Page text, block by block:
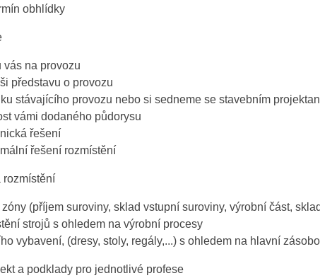
obhlídky
vás na provozu
představu o provozu
stávajícího provozu nebo si sedneme se stavebním
vámi dodaného půdorysu
řešení
řešení rozmístění
rozmístění
(příjem suroviny, sklad vstupní suroviny, výrobní část,
strojů s ohledem na výrobní procesy
vybavení, (dresy, stoly, regály,...) s ohledem na hlavní
a podklady pro jednotlivé profese